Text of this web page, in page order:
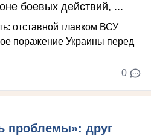
боевых действий, ...
0
проблемы»: друг